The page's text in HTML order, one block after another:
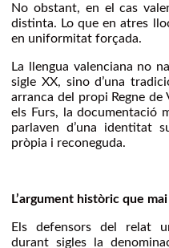
No obstant, en el cas
distinta. Lo que en atres
en uniformitat forçada.
La llengua valenciana no
sigle XX, sino d’una
arranca del propi Regne de
els Furs, la documentació
parlaven d’una identitat
pròpia i reconeguda.
L’argument històric que
Els defensors del relat
durant sigles la